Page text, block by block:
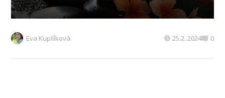
Eva Kupilíková 25.2. 2024 0